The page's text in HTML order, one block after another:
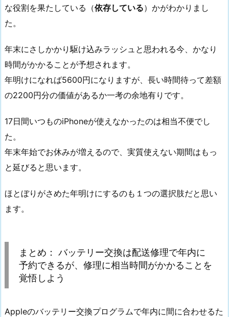
な役割を果たしている（依存している）かがわかりまし
た。
年末にさしかかり駆け込みラッシュと思われる今、かなり
時間がかかることが予想されます。
年明けになれば5600円になりますが、長い時間待って差額
の2200円分の価値があるか一考の余地有りです。
17日間いつものiPhoneが使えなかったのは相当不便でし
た。
年末年始でお休みが増えるので、実質使えない期間はもっ
と延びると思います。
ほとぼりがさめた年明けにするのも１つの選択肢だと思い
ます。
まとめ： バッテリー交換は配送修理で年内に
予約できるが、修理に相当時間がかかることを
覚悟しよう
Appleのバッテリー交換プログラムで年内に間に合わせるた